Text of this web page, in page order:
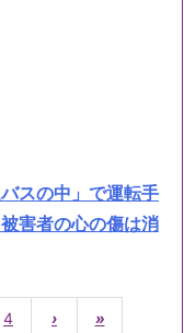
スの中」で運転手
害者の心の傷は消
4 › »